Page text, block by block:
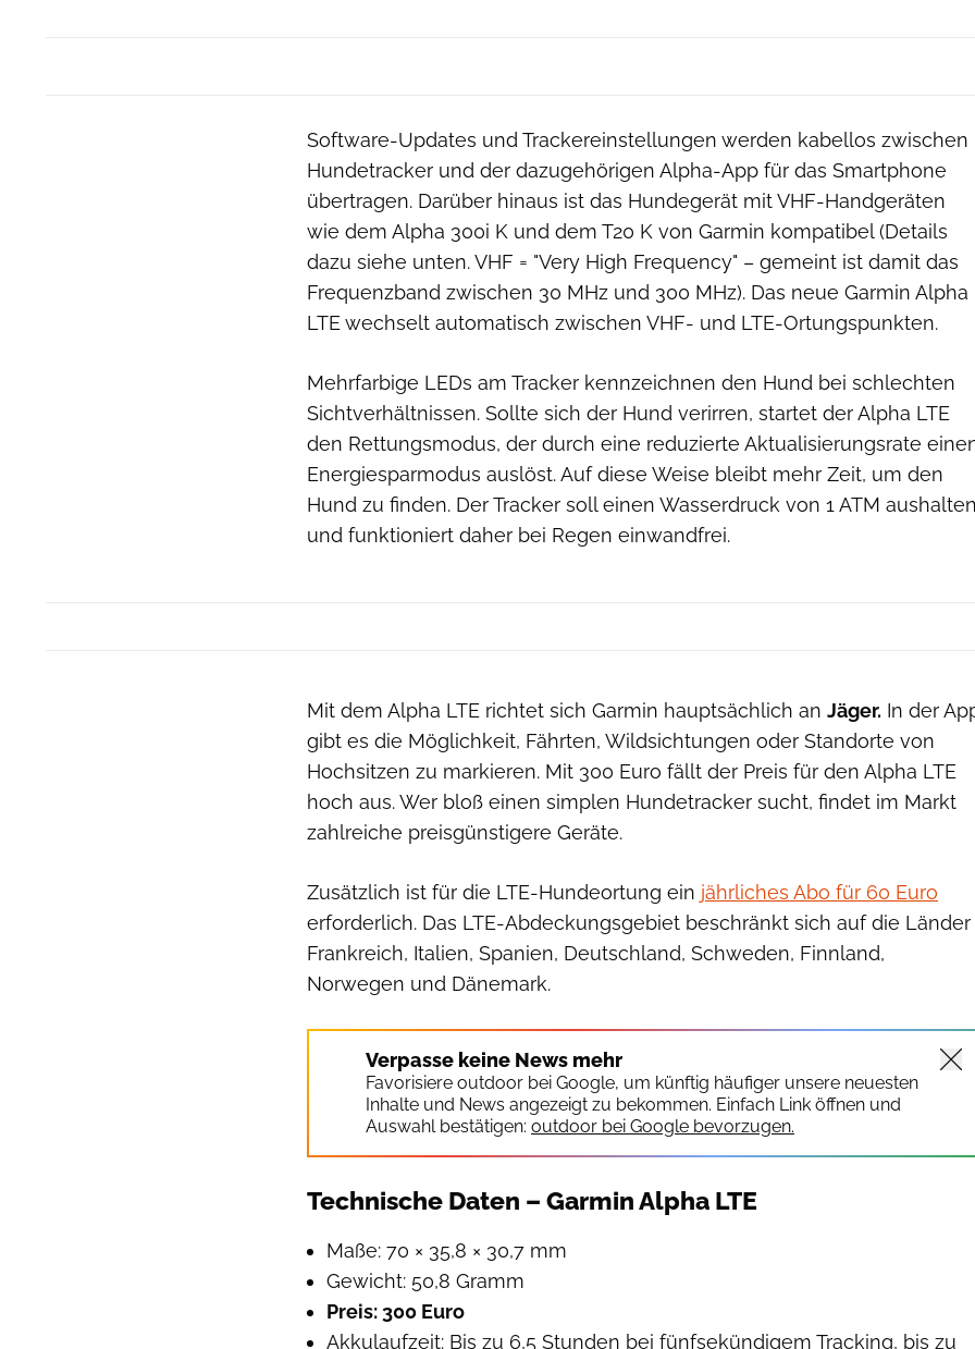
Software-Updates und Trackereinstellungen werden kabellos zwischen
Hundetracker und der dazugehörigen Alpha-App für das Smartphone
übertragen. Darüber hinaus ist das Hundegerät mit VHF-Handgeräten
wie dem Alpha 300i K und dem T20 K von Garmin kompatibel (Details
dazu siehe unten. VHF = "Very High Frequency" – gemeint ist damit das
Frequenzband zwischen 30 MHz und 300 MHz). Das neue Garmin Alpha
LTE wechselt automatisch zwischen VHF- und LTE-Ortungspunkten.
Mehrfarbige LEDs am Tracker kennzeichnen den Hund bei schlechten
Sichtverhältnissen. Sollte sich der Hund verirren, startet der Alpha LTE
den Rettungsmodus, der durch eine reduzierte Aktualisierungsrate
Energiesparmodus auslöst. Auf diese Weise bleibt mehr Zeit, um den
Hund zu finden. Der Tracker soll einen Wasserdruck von 1 ATM aushalten
und funktioniert daher bei Regen einwandfrei.
Mit dem Alpha LTE richtet sich Garmin hauptsächlich an Jäger. In der
gibt es die Möglichkeit, Fährten, Wildsichtungen oder Standorte von
Hochsitzen zu markieren. Mit 300 Euro fällt der Preis für den Alpha LTE
hoch aus. Wer bloß einen simplen Hundetracker sucht, findet im Markt
zahlreiche preisgünstigere Geräte.
Zusätzlich ist für die LTE-Hundeortung ein jährliches Abo für 60 Euro
erforderlich. Das LTE-Abdeckungsgebiet beschränkt sich auf die Länder
Frankreich, Italien, Spanien, Deutschland, Schweden, Finnland,
Norwegen und Dänemark.
Verpasse keine News mehr
Favorisiere outdoor bei Google, um künftig häufiger unsere neuesten
Inhalte und News angezeigt zu bekommen. Einfach Link öffnen und
Auswahl bestätigen: outdoor bei Google bevorzugen.
Technische Daten – Garmin Alpha LTE
Maße: 70 × 35,8 × 30,7 mm
Gewicht: 50,8 Gramm
Preis: 300 Euro
Akkulaufzeit: Bis zu 6,5 Stunden bei fünfsekündigem Tracking, bis zu